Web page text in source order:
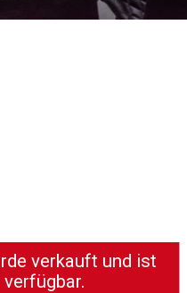
verkauft und ist